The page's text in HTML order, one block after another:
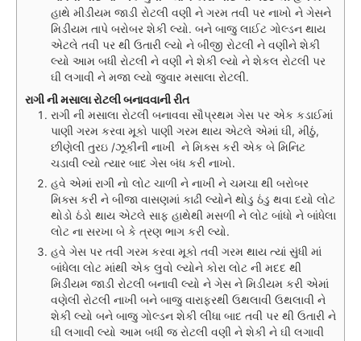
હાથે મીડીયમ જાડી રોટલી વણી ને ગરમ તવી પર નાખો ને ગેસને
મિડીયમ તાપે બરોબર શેકી લ્યો. બને બાજુ લાઈટ ગોલ્ડન થાય
એટલે તવી પર થી ઉતારી લ્યો ને બીજી રોટલી ને વણીને શેકી
લ્યો આમ બધી રોટલી ને વણી ને શેકી લ્યો ને શેકલ રોટલી પર
ઘી લગાવી ને મજા લ્યો જુવાર મસાલા રોટલી.
રાગી ની મસાલા રોટલી બનાવવાની રીત
રાગી ની મસાલા રોટલી બનાવવા સૌપ્રથમ ગેસ પર એક કડાઈમાં
પાણી ગરમ કરવા મૂકો પાણી ગરમ થાય એટલે એમાં ઘી, મીઠું,
છીણેલી તુરઇ /ઝૂકીની નાખી ને મિક્સ કરી એક બે મિનિટ
ચડાવી લ્યો ત્યાર બાદ ગેસ બંધ કરી નાખો.
હવે એમાં રાગી નો લોટ ચાળી ને નાખી ને ચમચા થી બરોબર
મિક્સ કરી ને બીજા વાસણમાં કાઢી લ્યોને થોડુ ઠંડુ થવા દયો લોટ
થોડો ઠંડો થાય એટલે સાફ હાથેથી મસળી ને લોટ બાંધો ને બાંધેલા
લોટ ના સરખા બે કે ત્રણ ભાગ કરી લ્યો.
હવે ગેસ પર તવી ગરમ કરવા મૂકો તવી ગરમ થાય ત્યાં સુંધી માં
બાંધેલા લોટ માંથી એક લુવો લ્યોને કોરા લોટ ની મદદ થી
મિડીયમ જાડી રોટલી બનાવી લ્યો ને ગેસ ને મિડીયમ કરી એમાં
વણેલી રોટલી નાખી બને બાજુ વારાફરથી ઉથલાવી ઉથલાવી ને
શેકી લ્યો બને બાજુ ગોલ્ડન શેકી લીધા બાદ તવી પર થી ઉતારી ને
ઘી લગાવી લ્યો આમ બધી જ રોટલી વણી ને શેકી ને ઘી લગાવી